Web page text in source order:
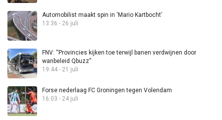
Automobilist maakt spin in ‘Mario Kartbocht’
13:36 - 26 juli
FNV: “Provincies kijken toe terwijl banen verdwijnen door
wanbeleid Qbuzz”
19:44 - 21 juli
Forse nederlaag FC Groningen tegen Volendam
16:03 - 24 juli